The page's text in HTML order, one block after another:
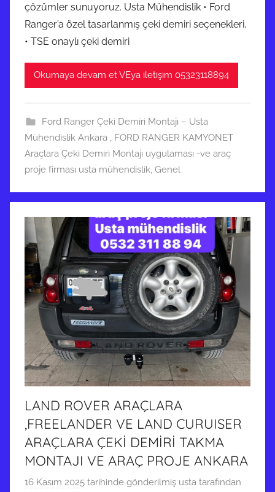
çözümler sunuyoruz. Usta Mühendislik • Ford
Ranger’a özel tasarlanmış çeki demiri seçenekleri,
• TSE onaylı çeki demiri
Okumaya devam et VEya iletişim 05323118894
Ford Ranger Çeki Demiri Montajı – Usta
Mühendislik Ankara
FORD RANGER KAMYONET
Araçlara Çeki Demiri Montajı uygulaması -ve araç
proje firması usta mühendislik Genel
LAND ROVER ARAÇLARA
,FREELANDER VE LAND CURUISER
ARAÇLARA ÇEKİ DEMİRİ TAKMA
MONTAJI VE ARAÇ PROJE ANKARA
16 Kasım 2025 tarihinde gönderilmiş usta tarafından